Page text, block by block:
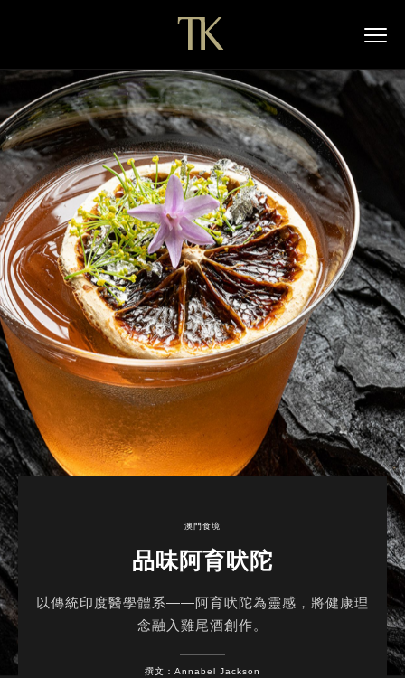
澳門食境
品味阿育吠陀
以傳統印度醫學體系——阿育吠陀為靈感，將健康理
念融入雞尾酒創作。
撰文：Annabel Jackson